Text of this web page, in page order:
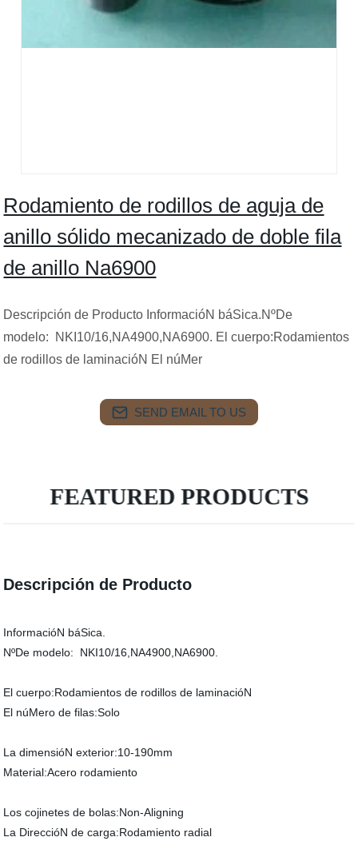
Rodamiento de rodillos de aguja de
anillo sólido mecanizado de doble fila
de anillo Na6900
Descripción de Producto InformacióN báSica.NºDe
modelo: NKI10/16,NA4900,NA6900. El cuerpo:Rodamientos
de rodillos de laminacióN El núMer
SEND EMAIL TO US
FEATURED PRODUCTS
Descripción de Producto
InformacióN báSica.
NºDe modelo: NKI10/16,NA4900,NA6900.
El cuerpo:Rodamientos de rodillos de laminacióN
El núMero de filas:Solo
La dimensióN exterior:10-190mm
Material:Acero rodamiento
Los cojinetes de bolas:Non-Aligning
La DireccióN de carga:Rodamiento radial